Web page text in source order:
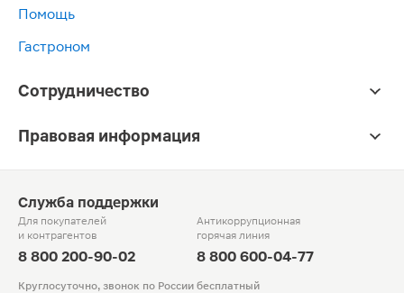
Помощь
Гастроном
Сотрудничество
Правовая информация
Служба поддержки
Для покупателей
и контрагентов
8 800 200-90-02
Антикоррупционная
горячая линия
8 800 600-04-77
Круглосуточно, звонок по России бесплатный